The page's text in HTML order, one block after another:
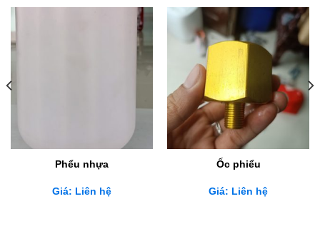
Phểu nhựa
Giá: Liên hệ
Ốc phiểu
Giá: Liên hệ